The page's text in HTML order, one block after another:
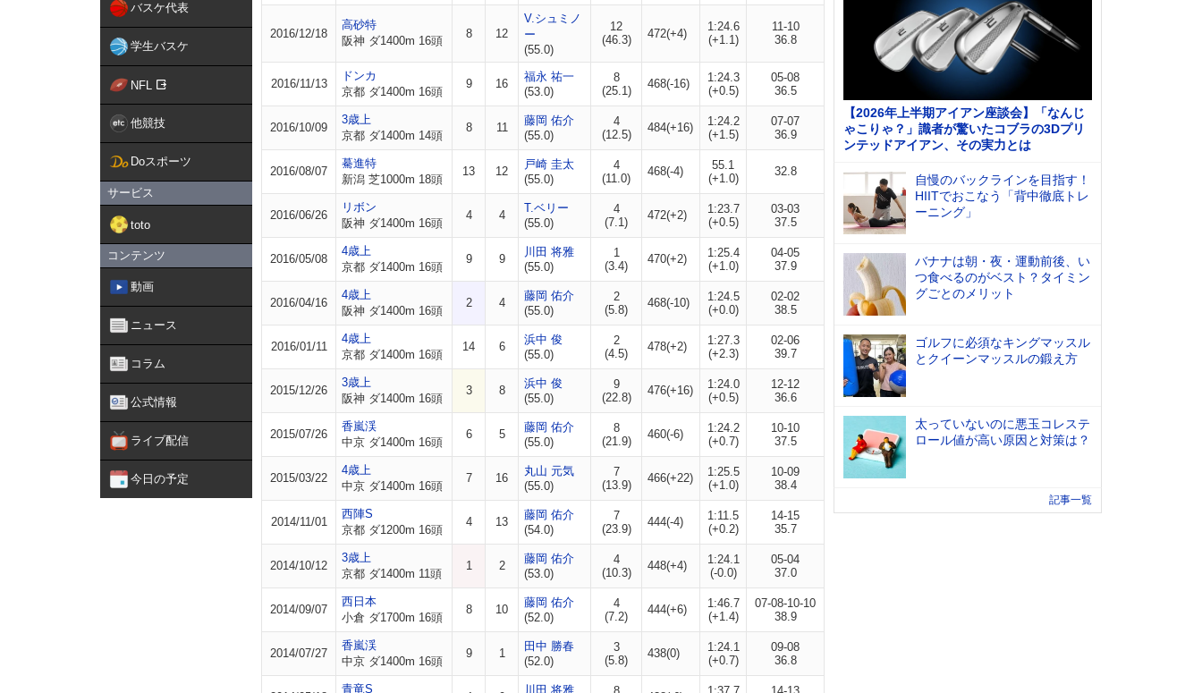
バスケ代表
学生バスケ
NFL
他競技
Doスポーツ
サービス
toto
コンテンツ
動画
ニュース
コラム
公式情報
ライブ配信
今日の予定
2016/12/18
高砂特
阪神 ダ1400m 16頭
8 12
V.シュミノ
ー
(55.0)
12
(46.3)
472(+4)
1:24.6
(+1.1)
11-10
36.8
2016/11/13
ドンカ
京都 ダ1400m 16頭
9 16
福永 祐一
(53.0)
8
(25.1)
468(-16)
1:24.3
(+0.5)
05-08
36.5
2016/10/09
3歳上
京都 ダ1400m 14頭
8 11
藤岡 佑介
(55.0)
4
(12.5)
484(+16)
1:24.2
(+1.5)
07-07
36.9
2016/08/07
驀進特
新潟 芝1000m 18頭
13 12
戸崎 圭太
(55.0)
4
(11.0)
468(-4)
55.1
(+1.0)
32.8
2016/06/26
リボン
阪神 ダ1400m 16頭
4 4
T.ベリー
(55.0)
4
(7.1)
472(+2)
1:23.7
(+0.5)
03-03
37.5
2016/05/08
4歳上
京都 ダ1400m 16頭
9 9
川田 将雅
(55.0)
1
(3.4)
470(+2)
1:25.4
(+1.0)
04-05
37.9
2016/04/16
4歳上
阪神 ダ1400m 16頭
2 4
藤岡 佑介
(55.0)
2
(5.8)
468(-10)
1:24.5
(+0.0)
02-02
38.5
2016/01/11
4歳上
京都 ダ1400m 16頭
14 6
浜中 俊
(55.0)
2
(4.5)
478(+2)
1:27.3
(+2.3)
02-06
39.7
2015/12/26
3歳上
阪神 ダ1400m 16頭
3 8
浜中 俊
(55.0)
9
(22.8)
476(+16)
1:24.0
(+0.5)
12-12
36.6
2015/07/26
香嵐渓
中京 ダ1400m 16頭
6 5
藤岡 佑介
(55.0)
8
(21.9)
460(-6)
1:24.2
(+0.7)
10-10
37.5
2015/03/22
4歳上
中京 ダ1400m 16頭
7 16
丸山 元気
(55.0)
7
(13.9)
466(+22)
1:25.5
(+1.0)
10-09
38.4
2014/11/01
西陣S
京都 ダ1200m 16頭
4 13
藤岡 佑介
(54.0)
7
(23.9)
444(-4)
1:11.5
(+0.2)
14-15
35.7
2014/10/12
3歳上
京都 ダ1400m 11頭
1 2
藤岡 佑介
(53.0)
4
(10.3)
448(+4)
1:24.1
(-0.0)
05-04
37.0
2014/09/07
西日本
小倉 ダ1700m 16頭
8 10
藤岡 佑介
(52.0)
4
(7.2)
444(+6)
1:46.7
(+1.4)
07-08-10-10
38.9
2014/07/27
香嵐渓
中京 ダ1400m 16頭
9 1
田中 勝春
(52.0)
3
(5.8)
438(0)
1:24.1
(+0.7)
09-08
36.8
青竜S 川田 将雅
【2026年上半期アイアン座談会】「なんじ
ゃこりゃ？」識者が驚いたコブラの3Dプリ
ンテッドアイアン、その実力とは
自慢のバックラインを目指す！
HIITでおこなう「背中徹底トレ
ーニング」
バナナは朝・夜・運動前後、い
つ食べるのがベスト？タイミン
グごとのメリット
ゴルフに必須なキングマッスル
とクイーンマッスルの鍛え方
太っていないのに悪玉コレステ
ロール値が高い原因と対策は？
記事一覧